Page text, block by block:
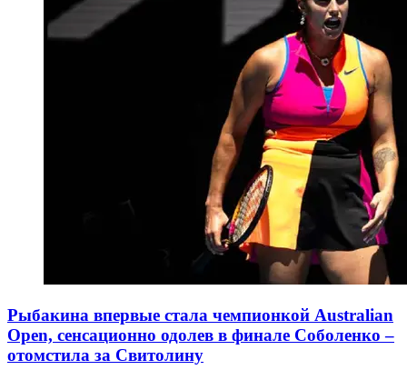
Рыбакина впервые стала чемпионкой Australian
Open, сенсационно одолев в финале Соболенко –
отомстила за Свитолину